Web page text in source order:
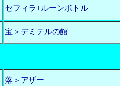
セフィラ+ルーンボトル
宝＞デミテルの館
落＞アザー